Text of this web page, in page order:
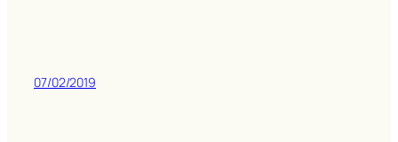
07/02/2019